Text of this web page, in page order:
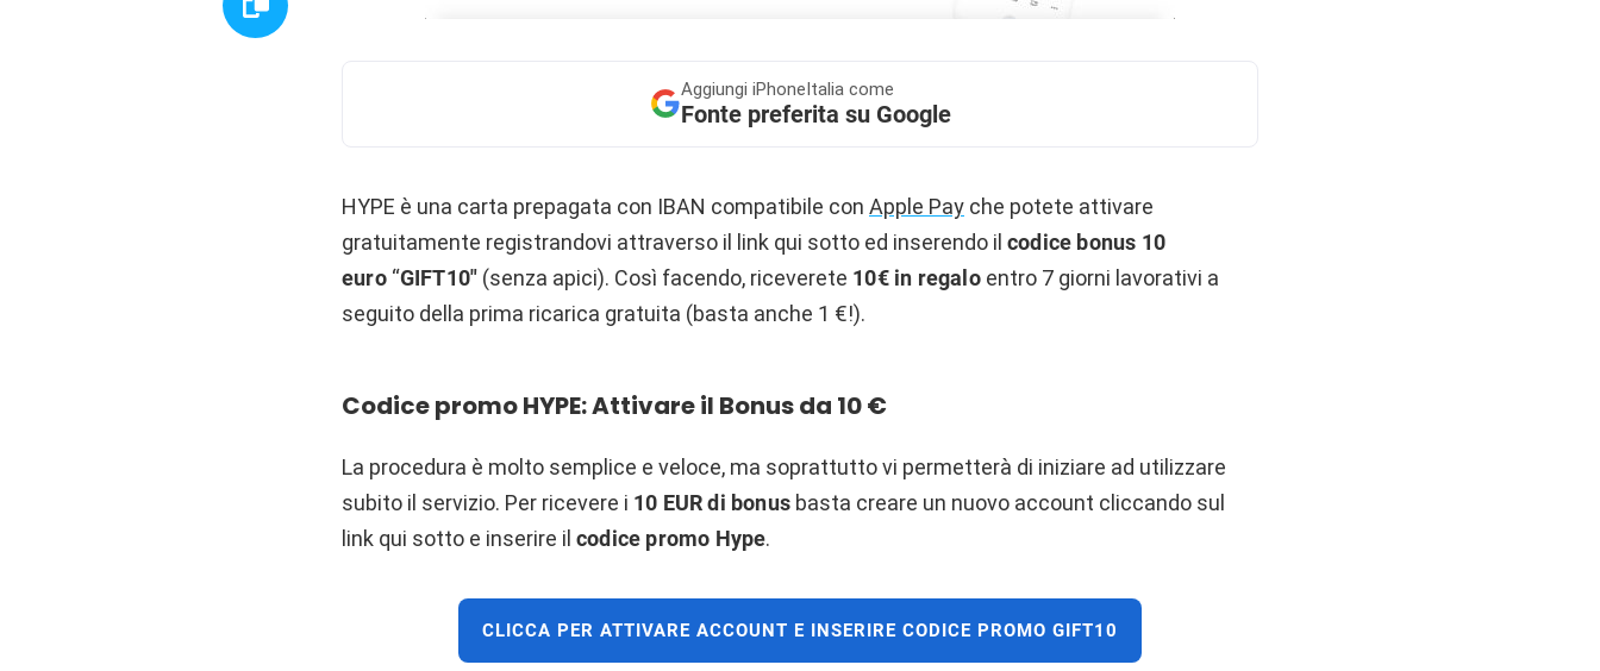
Aggiungi iPhoneItalia come
Fonte preferita su Google
HYPE è una carta prepagata con IBAN compatibile con Apple Pay che potete attivare
gratuitamente registrandovi attraverso il link qui sotto ed inserendo il codice bonus 10
euro“GIFT10″ (senza apici). Così facendo, riceverete 10€ in regaloentro 7 giorni lavorativi a
seguito della prima ricarica gratuita (basta anche 1 €!).
Codice promo HYPE: Attivare il Bonus da 10 €
La procedura è molto semplice e veloce, ma soprattutto vi permetterà di iniziare ad utilizzare
subito il servizio. Per ricevere i 10 EUR di bonus basta creare un nuovo account cliccando sul
link qui sotto e inserire il codice promo Hype.
CLICCA PER ATTIVARE ACCOUNT E INSERIRE CODICE PROMO GIFT10